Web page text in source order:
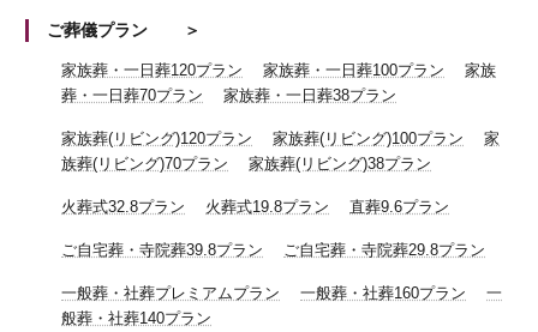
ご葬儀プラン
家族葬・一日葬120プラン 家族葬・一日葬100プラン
家族
葬・一日葬70プラン
家族葬・一日葬38プラン
家族葬(リビング)120プラン 家族葬(リビング)100プラン
家
族葬(リビング)70プラン
家族葬(リビング)38プラン
火葬式32.8プラン 火葬式19.8プラン 直葬9.6プラン
ご自宅葬・寺院葬39.8プラン ご自宅葬・寺院葬29.8プラン
一般葬・社葬プレミアムプラン 一般葬・社葬160プラン
一
般葬・社葬140プラン